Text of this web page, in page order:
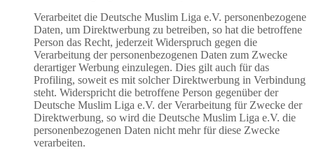
Verarbeitet die Deutsche Muslim Liga e.V. personenbezogene
Daten, um Direktwerbung zu betreiben, so hat die betroffene
Person das Recht, jederzeit Widerspruch gegen die
Verarbeitung der personenbezogenen Daten zum Zwecke
derartiger Werbung einzulegen. Dies gilt auch für das
Profiling, soweit es mit solcher Direktwerbung in Verbindung
steht. Widerspricht die betroffene Person gegenüber der
Deutsche Muslim Liga e.V. der Verarbeitung für Zwecke der
Direktwerbung, so wird die Deutsche Muslim Liga e.V. die
personenbezogenen Daten nicht mehr für diese Zwecke
verarbeiten.